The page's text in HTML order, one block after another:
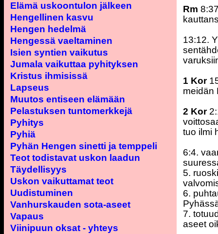
Elämä uskoontulon jälkeen
Hengellinen kasvu
Hengen hedelmä
Hengessä vaeltaminen
Isien syntien vaikutus
Jumala vaikuttaa pyhityksen
Kristus ihmisissä
Lapseus
Muutos entiseen elämään
Pelastuksen tuntomerkkejä
Pyhitys
Pyhiä
Pyhän Hengen sinetti ja temppeli
Teot todistavat uskon laadun
Täydellisyys
Uskon vaikuttamat teot
Uudistuminen
Vanhurskauden sota-aseet
Vapaus
Viinipuun oksat - yhteys
Rm
13:12.
1 Kor
meidän
2 Kor
tuo ilmi
6:4.
5.
6.
7.
aseet